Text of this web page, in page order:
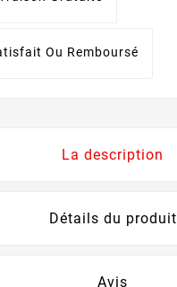
Ou Remboursé
La description
Détails du produit
Avis